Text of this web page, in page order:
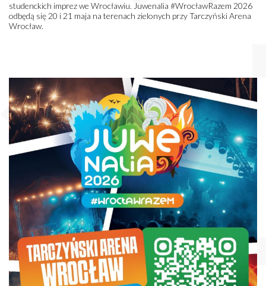
studenckich imprez we Wrocławiu. Juwenalia #WrocławRazem 2026
odbędą się 20 i 21 maja na terenach zielonych przy Tarczyński Arena
Wrocław.